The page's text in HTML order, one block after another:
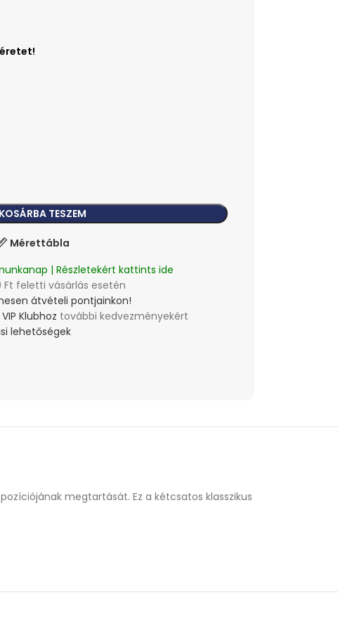
KOSÁRBA TESZEM
Mérettábla
| Részletekért kattints ide
feletti vásárlás esetén
átvételi pontjainkon!
Klubhoz további kedvezményekért
lehetőségek
megtartását. Ez a kétcsatos klasszikus